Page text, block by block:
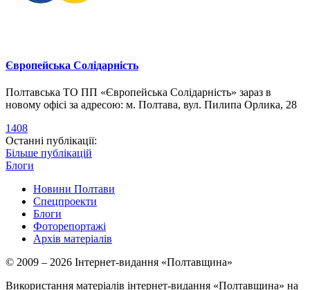
Європейська Солідарність
Полтавська ТО ПП «Європейська Солідарність» зараз в
новому офісі за адресою: м. Полтава, вул. Пилипа Орлика, 28
1408
Останні публікації:
Більше публікацій
Блоги
Новини Полтави
Спецпроекти
Блоги
Фоторепортажі
Архів матеріалів
© 2009 – 2026 Інтернет-видання «Полтавщина»
Використання матеріалів інтернет-видання «Полтавщина» на